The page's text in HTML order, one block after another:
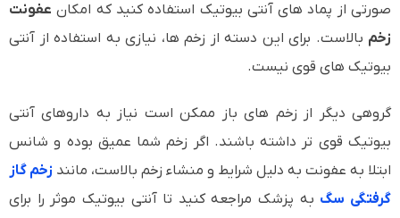
صورتی از پماد های آنتی بیوتیک استفاده کنید که امکان عفونت
زخم بالاست. برای این دسته از زخم ها، نیازی به استفاده از آنتی
بیوتیک های قوی نیست.
گروهی دیگر از زخم های باز ممکن است نیاز به داروهای آنتی
بیوتیک قوی تر داشته باشند. اگر زخم شما عمیق بوده و شانس
ابتلا به عفونت به دلیل شرایط و منشاء زخم بالاست، مانند زخم گاز
گرفتگی سگ به پزشک مراجعه کنید تا آنتی بیوتیک موثر را برای